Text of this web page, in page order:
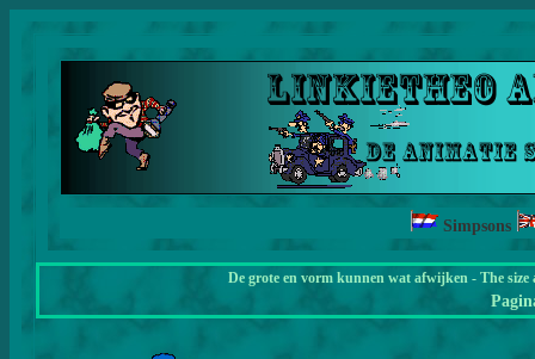
Simpsons
De grote en vorm kunnen wat afwijken - The